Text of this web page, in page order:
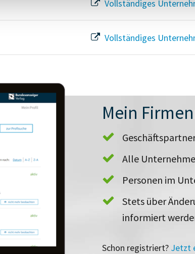
Vollständiges
Vollständiges
Mein
Alle
Personen im
Stets über
informiert
Schon registriert? Jetzt